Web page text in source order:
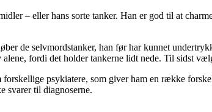
– eller hans sorte tanker. Han er god til at
de selvmordstanker, han før har kunnet
fordi det holder tankerne lidt nede. Til sidst
psykiatere, som giver ham en række
svarer til diagnoserne.